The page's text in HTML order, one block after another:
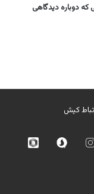
که دوباره دیدگاهی
کیش
اینستاگرامسروش